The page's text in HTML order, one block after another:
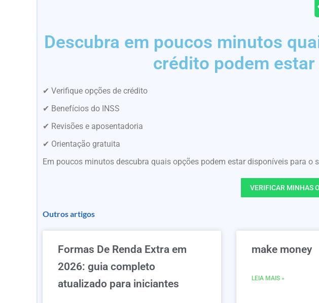
Descubra em poucos minutos
crédito podem
✔ Verifique opções de crédito
✔ Benefícios do INSS
✔ Revisões e aposentadoria
✔ Orientação gratuita
Em poucos minutos descubra quais opções podem estar disponíveis para o
VERIFICAR MINHAS
Outros artigos
Formas De Renda Extra em
2026: guia completo
atualizado para iniciantes
make money
LEIA MAIS »